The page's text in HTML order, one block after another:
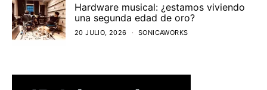
Hardware musical: ¿estamos viviendo
una segunda edad de oro?
20 JULIO, 2026 SONICAWORKS